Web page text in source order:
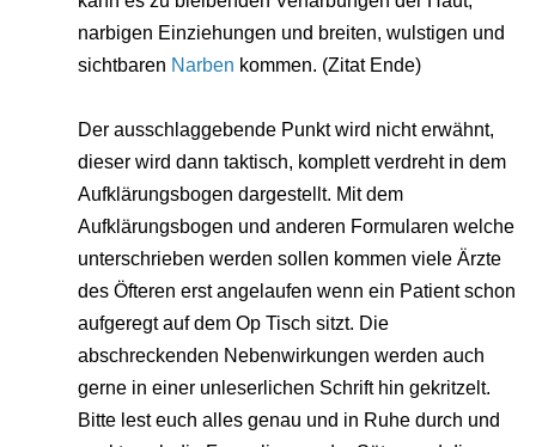
narbigen Einziehungen und breiten, wulstigen und
sichtbaren Narben kommen. (Zitat Ende)
Der ausschlaggebende Punkt wird nicht erwähnt,
dieser wird dann taktisch, komplett verdreht in dem
Aufklärungsbogen dargestellt. Mit dem
Aufklärungsbogen und anderen Formularen welche
unterschrieben werden sollen kommen viele Ärzte
des Öfteren erst angelaufen wenn ein Patient schon
aufgeregt auf dem Op Tisch sitzt. Die
abschreckenden Nebenwirkungen werden auch
gerne in einer unleserlichen Schrift hin gekritzelt.
Bitte lest euch alles genau und in Ruhe durch und